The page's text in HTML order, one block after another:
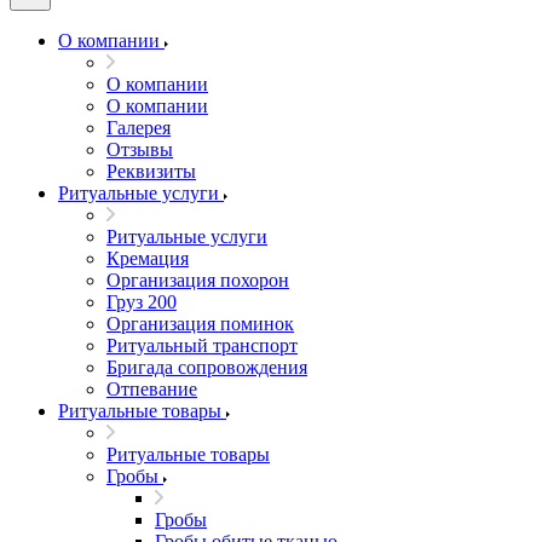
О компании
О компании
О компании
Галерея
Отзывы
Реквизиты
Ритуальные услуги
Ритуальные услуги
Кремация
Организация похорон
Груз 200
Организация поминок
Ритуальный транспорт
Бригада сопровождения
Отпевание
Ритуальные товары
Ритуальные товары
Гробы
Гробы